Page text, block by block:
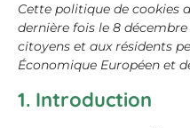
Cette politique de cookies
dernière fois le 8 décembre
citoyens et aux résidents
Économique Européen et
1. Introduction